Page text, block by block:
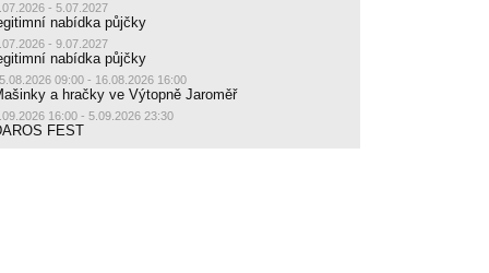
- 5.07.2027
nabídka půjčky
- 9.07.2027
nabídka půjčky
09:00 - 16.08.2026 16:00
a hračky ve Výtopně Jaroměř
16:00 - 5.09.2026 23:30
FEST